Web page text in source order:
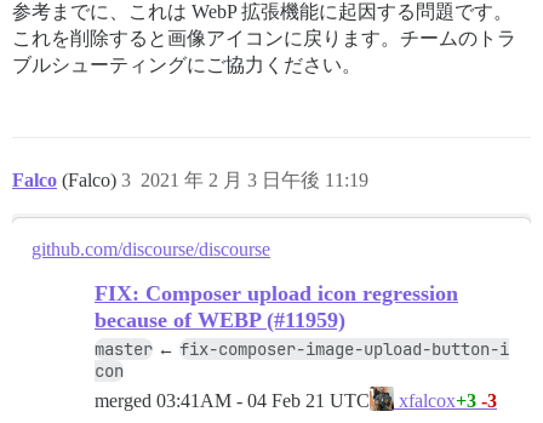
参考までに、これは WebP 拡張機能に起因する問題です。
これを削除すると画像アイコンに戻ります。チームのトラ
ブルシューティングにご協力ください。
Falco (Falco) 2021 年 2 月 3 日午後 11:19
3
github.com/discourse/discourse
FIX: Composer upload icon regression
because of WEBP (#11959)
master ← fix-composer-image-upload-button-i
con
merged 03:41AM - 04 Feb 21 UTC xfalcox+3 -3